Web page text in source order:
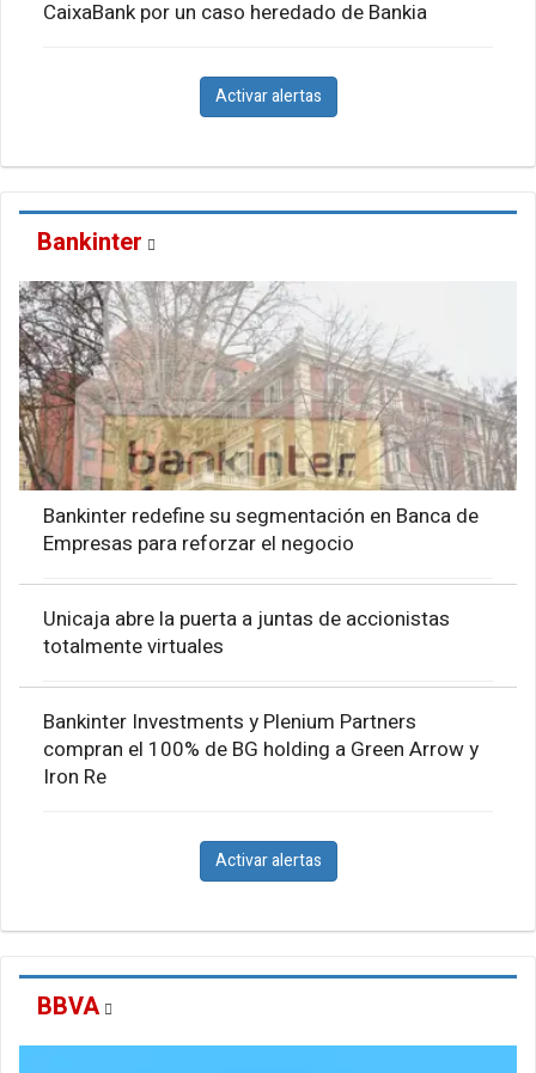
CaixaBank por un caso heredado de Bankia
Activar alertas
Bankinter
Bankinter redefine su segmentación en Banca de
Empresas para reforzar el negocio
Unicaja abre la puerta a juntas de accionistas
totalmente virtuales
Bankinter Investments y Plenium Partners
compran el 100% de BG holding a Green Arrow y
Iron Re
Activar alertas
BBVA